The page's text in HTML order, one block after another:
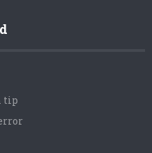
tip